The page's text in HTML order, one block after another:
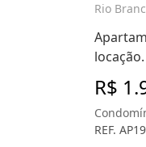
Rio
R$
REF.